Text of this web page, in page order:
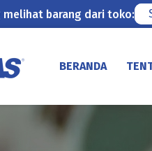
melihat barang dari toko:
BERANDA